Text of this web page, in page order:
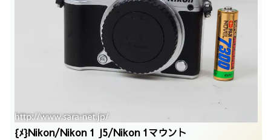
{ﾒ}Nikon/Nikon 1 J5/Nikon 1マウント